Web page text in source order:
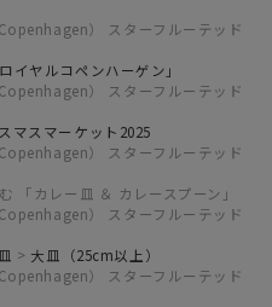
） スターフルーテッド
イヤルコペンハーゲン」
） スターフルーテッド
マスマーケット2025
） スターフルーテッド
「カレー皿 ＆ カレースプーン」
） スターフルーテッド
大皿（25cm以上）
） スターフルーテッド